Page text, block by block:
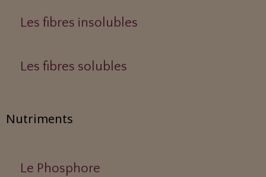
Les fibres insolubles
Les fibres solubles
Nutriments
Le Phosphore